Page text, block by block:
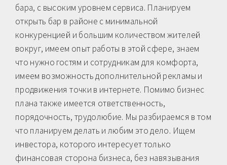
бара, с высоким уровнем сервиса. Планируем
открыть бар в районе с минимальной
конкуренцией и большим количеством жителей
вокруг, имеем опыт работы в этой сфере, знаем
что нужно гостям и сотрудникам для комфорта,
имеем возможность дополнительной рекламы и
продвижения точки в интернете. Помимо бизнес
плана также имеется ответственность,
порядочность, трудолюбие. Мы разбираемся в том
что планируем делать и любим это дело. Ищем
инвестора, которого интересует только
финансовая сторона бизнеса, без навязывания